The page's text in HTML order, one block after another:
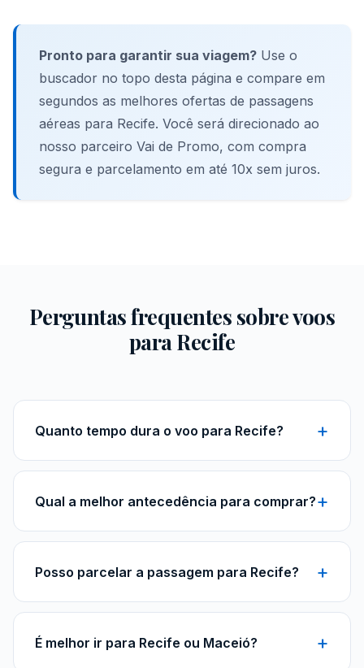
Pronto para garantir sua viagem? Use o
buscador no topo desta página e compare em
segundos as melhores ofertas de passagens
aéreas para Recife. Você será direcionado ao
nosso parceiro Vai de Promo, com compra
segura e parcelamento em até 10x sem juros.
Perguntas frequentes sobre voos
para Recife
Quanto tempo dura o voo para Recife? +
De São Paulo, o voo direto para Recife dura
duração varia. Voos com conexão podem dobrar
esse tempo.
Qual a melhor antecedência para comprar?+
Para voos nacionais, 4 a 8 semanas antes da
datas comemorativas, compre com 3 a 6 meses de
antecedência.
Posso parcelar a passagem para Recife? +
Sim, parcele em até 10x sem juros no cartão de
crédito. Algumas companhias oferecem até 12x com
juros baixos. Pix geralmente tem desconto.
É melhor ir para Recife ou Maceió? +